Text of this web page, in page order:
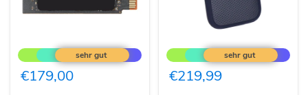
P310
M.2
SSD
2230
€179,00
Extreme
Portable
SSD
2TB
€219,99